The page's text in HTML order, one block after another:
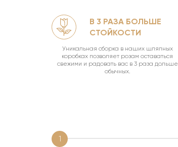
В 3 РАЗА БОЛЬШЕ
СТОЙКОСТИ
Уникальная сборка в наших шляпных
коробках позволяет розам оставаться
свежими и радовать вас в 3 раза дольше
обычных.
1